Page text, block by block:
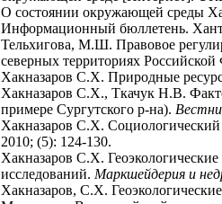
О состоянии окружающей среды
Информационный бюллетень.
Тельхигова, М.Ш. Правовое
северных территориях
Хакназаров С.Х. Природные
Хакназаров С.Х., Ткачук Н.В.
примере Сургутского р-на).
Хакназаров С.Х.
2010; (5): 124-130.
Хакназаров С.Х.
исследований. Маркшейдерия и
Хакназаров, С.Х.